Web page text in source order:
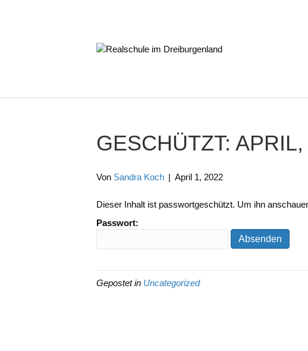
GESCHÜTZT:
Von Sandra Koch | April 1, 2022
Dieser Inhalt ist passwortgeschützt. Um ihn
Passwort:
Gepostet in Uncategorized